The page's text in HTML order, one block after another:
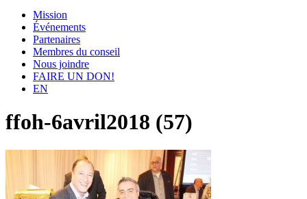
Mission
Événements
Partenaires
Membres du conseil
Nous joindre
FAIRE UN DON!
EN
ffoh-6avril2018 (57)